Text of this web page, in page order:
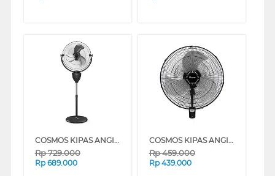
COSMOS KIPAS ANGIN INDUSTRI INDUSTRIAL FAN TIG-2020
Rp729.000
Rp 689.000
COSMOS KIPAS ANGIN INDUSTRI INDUSTRIAL FAN WBF-1804
Rp459.000
Rp 439.000